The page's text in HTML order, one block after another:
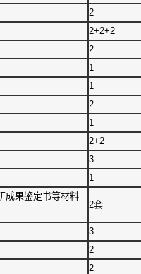
2
2+2+2
2
1
1
2
1
2+2
3
1
成果鉴定书等材料
2套
3
2
2